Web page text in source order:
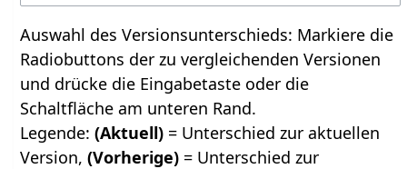
Auswahl des Versionsunterschieds: Markiere die
Radiobuttons der zu vergleichenden Versionen
und drücke die Eingabetaste oder die
Schaltfläche am unteren Rand.
Legende:(Aktuell) = Unterschied zur aktuellen
Version,(Vorherige) = Unterschied zur